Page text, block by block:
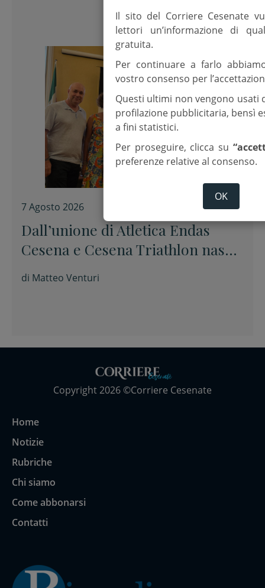
7 Agosto 2026
Dall’unione di Atletica Endas
Cesena e Cesena Triathlon nasce
Elephas Sport Cesena
di Matteo Venturi
Copyright 2026 ©Corriere Cesenate
Home
Notizie
Rubriche
Chi siamo
Come abbonarsi
Contatti
Il sito del Corriere Cesenate
lettori un’informazione di
gratuita.
Per continuare a farlo
vostro consenso per
Questi ultimi non vengono usati
profilazione pubblicitaria, bensì
a fini statistici.
Per proseguire, clicca su
preferenze relative al consenso.
OK